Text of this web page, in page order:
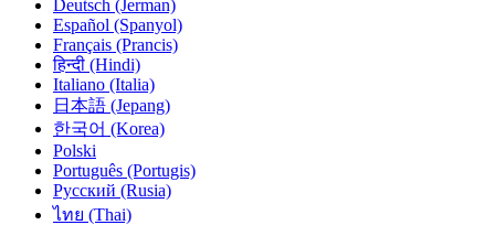
Deutsch (Jerman)
Español (Spanyol)
Français (Prancis)
हिन्दी (Hindi)
Italiano (Italia)
日本語 (Jepang)
한국어 (Korea)
Polski
Português (Portugis)
Русский (Rusia)
ไทย (Thai)